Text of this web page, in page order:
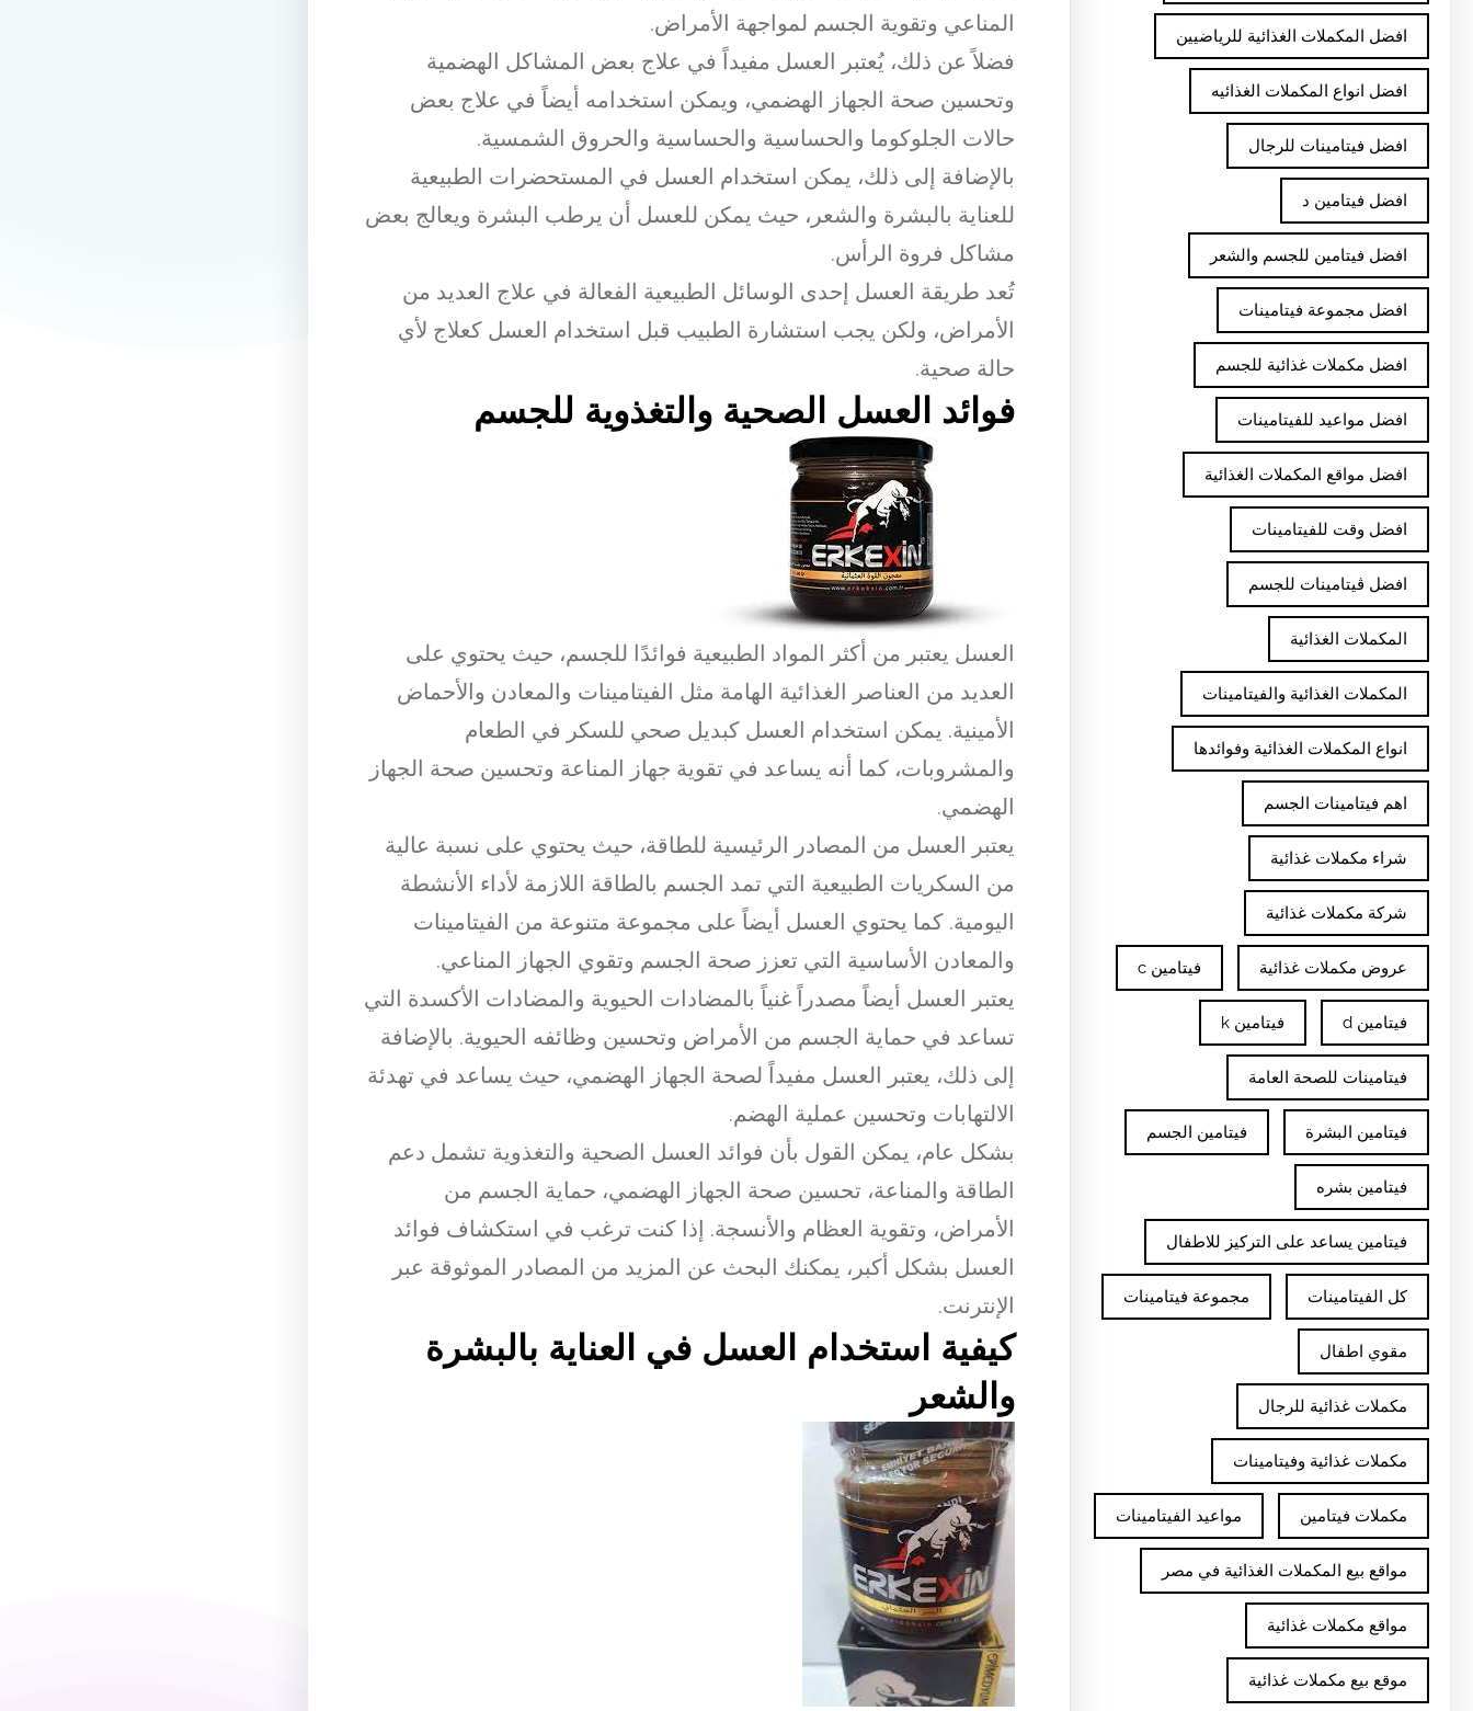
افضل المكملات الغذائية للرياضيين
افضل انواع المكملات الغذائيه
افضل فيتامينات للرجال
افضل فيتامين د
افضل فيتامين للجسم والشعر
افضل مجموعة فيتامينات
افضل مكملات غذائية للجسم
افضل مواعيد للفيتامينات
افضل مواقع المكملات الغذائية
افضل وقت للفيتامينات
افضل ڤيتامينات للجسم
المكملات الغذائية
المكملات الغذائية والفيتامينات
انواع المكملات الغذائية وفوائدها
اهم فيتامينات الجسم
شراء مكملات غذائية
شركة مكملات غذائية
عروض مكملات غذائية فيتامين c
فيتامين d فيتامين k
فيتامينات للصحة العامة
فيتامين البشرة فيتامين الجسم
فيتامين بشره
فيتامين يساعد على التركيز للاطفال
كل الفيتامينات مجموعة فيتامينات
مقوي اطفال
مكملات غذائية للرجال
مكملات غذائية وفيتامينات
مكملات فيتامين مواعيد الفيتامينات
مواقع بيع المكملات الغذائية في مصر
مواقع مكملات غذائية
موقع بيع مكملات غذائية
المناعي وتقوية الجسم لمواجهة الأمراض.
فضلاً عن ذلك، يُعتبر العسل مفيداً في علاج بعض المشاكل الهضمية
وتحسين صحة الجهاز الهضمي، ويمكن استخدامه أيضاً في علاج بعض
حالات الجلوكوما والحساسية والحساسية والحروق الشمسية.
بالإضافة إلى ذلك، يمكن استخدام العسل في المستحضرات الطبيعية
للعناية بالبشرة والشعر، حيث يمكن للعسل أن يرطب البشرة ويعالج بعض
مشاكل فروة الرأس.
تُعد طريقة العسل إحدى الوسائل الطبيعية الفعالة في علاج العديد من
الأمراض، ولكن يجب استشارة الطبيب قبل استخدام العسل كعلاج لأي
حالة صحية.
فوائد العسل الصحية والتغذوية للجسم
العسل يعتبر من أكثر المواد الطبيعية فوائدًا للجسم، حيث يحتوي على
العديد من العناصر الغذائية الهامة مثل الفيتامينات والمعادن والأحماض
الأمينية. يمكن استخدام العسل كبديل صحي للسكر في الطعام
والمشروبات، كما أنه يساعد في تقوية جهاز المناعة وتحسين صحة الجهاز
الهضمي.
يعتبر العسل من المصادر الرئيسية للطاقة، حيث يحتوي على نسبة عالية
من السكريات الطبيعية التي تمد الجسم بالطاقة اللازمة لأداء الأنشطة
اليومية. كما يحتوي العسل أيضاً على مجموعة متنوعة من الفيتامينات
والمعادن الأساسية التي تعزز صحة الجسم وتقوي الجهاز المناعي.
يعتبر العسل أيضاً مصدراً غنياً بالمضادات الحيوية والمضادات الأكسدة التي
تساعد في حماية الجسم من الأمراض وتحسين وظائفه الحيوية. بالإضافة
إلى ذلك، يعتبر العسل مفيداً لصحة الجهاز الهضمي، حيث يساعد في تهدئة
الالتهابات وتحسين عملية الهضم.
بشكل عام، يمكن القول بأن فوائد العسل الصحية والتغذوية تشمل دعم
الطاقة والمناعة، تحسين صحة الجهاز الهضمي، حماية الجسم من
الأمراض، وتقوية العظام والأنسجة. إذا كنت ترغب في استكشاف فوائد
العسل بشكل أكبر، يمكنك البحث عن المزيد من المصادر الموثوقة عبر
الإنترنت.
كيفية استخدام العسل في العناية بالبشرة
والشعر